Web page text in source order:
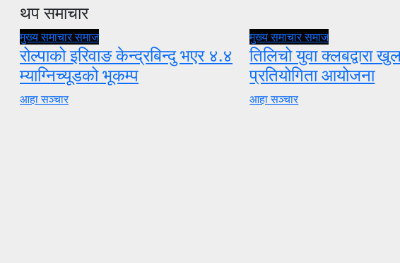
थप समाचार
मुख्य समाचारसमाज
रोल्पाको इरिवाङ केन्द्रबिन्दु भएर ४.४
म्याग्निच्यूडको भूकम्प
आहा सञ्चार
मुख्य समाचारसमाज
तिलिचो युवा क्लबद्वारा
प्रतियोगिता आयोजना
आहा सञ्चार